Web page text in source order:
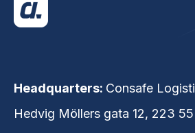
Headquarters: Consafe
Hedvig Möllers gata 12, 223